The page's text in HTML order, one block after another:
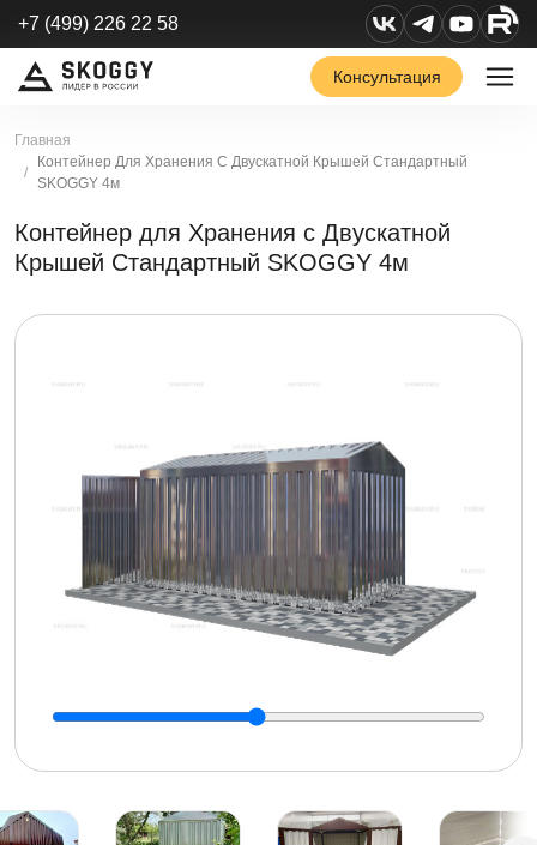
+7 (499) 226 22 58
Консультация
Главная
Контейнер Для Хранения С Двускатной Крышей Стандартный
SKOGGY 4м
Контейнер для Хранения с Двускатной
Крышей Стандартный SKOGGY 4м